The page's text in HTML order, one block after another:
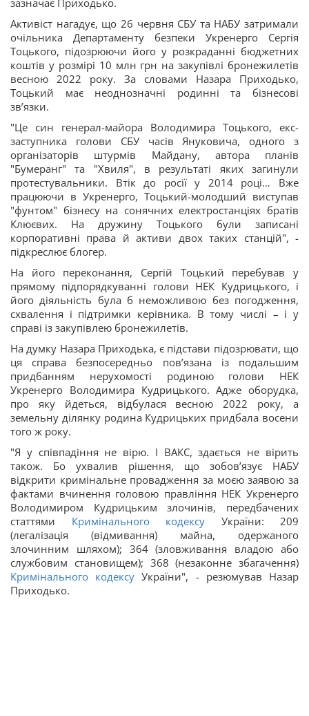
зазначає Приходько.
Активіст нагадує, що 26 червня СБУ та НАБУ затримали
очільника Департаменту безпеки Укренерго Сергія
Тоцького, підозрюючи його у розкраданні бюджетних
коштів у розмірі 10 млн грн на закупівлі бронежилетів
весною 2022 року. За словами Назара Приходько,
Тоцький має неоднозначні родинні та бізнесові
зв’язки.
"Це син генерал-майора Володимира Тоцького, екс-
заступника голови СБУ часів Януковича, одного з
організаторів штурмів Майдану, автора планів
"Бумеранг" та "Хвиля", в результаті яких загинули
протестувальники. Втік до росії у 2014 році… Вже
працюючи в Укренерго, Тоцький-молодший виступав
"фунтом" бізнесу на сонячних електростанціях братів
Клюєвих. На дружину Тоцького були записані
корпоративні права й активи двох таких станцій", -
підкреслює блогер.
На його переконання, Сергій Тоцький перебував у
прямому підпорядкуванні голови НЕК Кудрицького, і
його діяльність була б неможливою без погодження,
схвалення і підтримки керівника. В тому числі – і у
справі із закупівлею бронежилетів.
На думку Назара Приходька, є підстави підозрювати, що
ця справа безпосередньо пов’язана із подальшим
придбанням нерухомості родиною голови НЕК
Укренерго Володимира Кудрицького. Адже оборудка,
про яку йдеться, відбулася весною 2022 року, а
земельну ділянку родина Кудрицьких придбала восени
того ж року.
"Я у співпадіння не вірю. І ВАКС, здається не вірить
також. Бо ухвалив рішення, що зобов’язує НАБУ
відкрити кримінальне провадження за моєю заявою за
фактами вчинення головою правління НЕК Укренерго
Володимиром Кудрицьким злочинів, передбачених
статтями Кримінального кодексу України: 209
(легалізація (відмивання) майна, одержаного
злочинним шляхом); 364 (зловживання владою або
службовим становищем); 368 (незаконне збагачення)
Кримінального кодексу України", - резюмував Назар
Приходько.